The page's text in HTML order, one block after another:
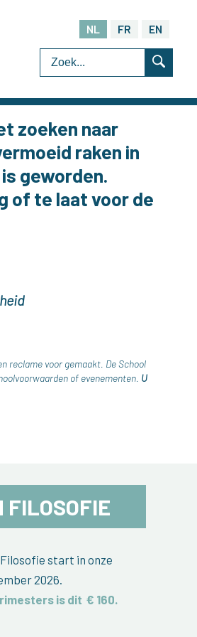
EN
FR
NL
zoeken naar
raken in
geworden.
of te laat voor de
reclame voor gemaakt. De School
of evenementen. U
FILOSOFIE
start in onze
2026.
is dit € 160.